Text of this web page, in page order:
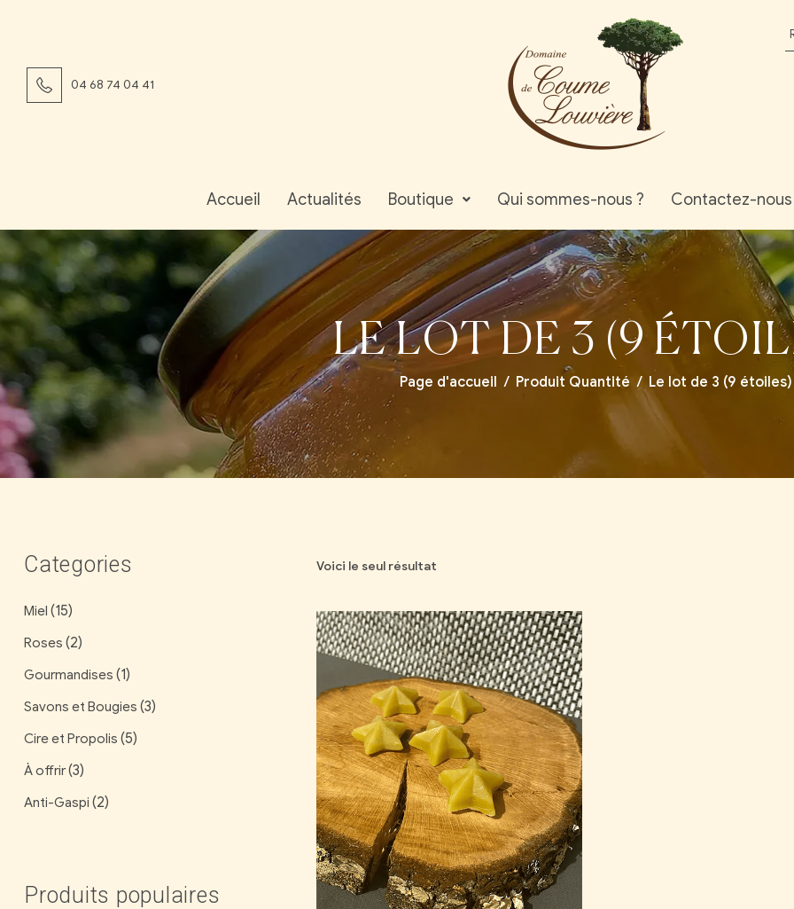
04 68 74 04 41
Accueil Actualités Boutique Qui sommes-nous ? Contactez-nous
LE LOT DE 3 (9
Page d'accueil / Produit Quantité / Le lot de 3 (9 étoiles)
Voici le seul résultat
Categories
Miel (15)
Roses (2)
Gourmandises (1)
Savons et Bougies (3)
Cire et Propolis (5)
À offrir(3)
Anti-Gaspi (2)
Produits populaires